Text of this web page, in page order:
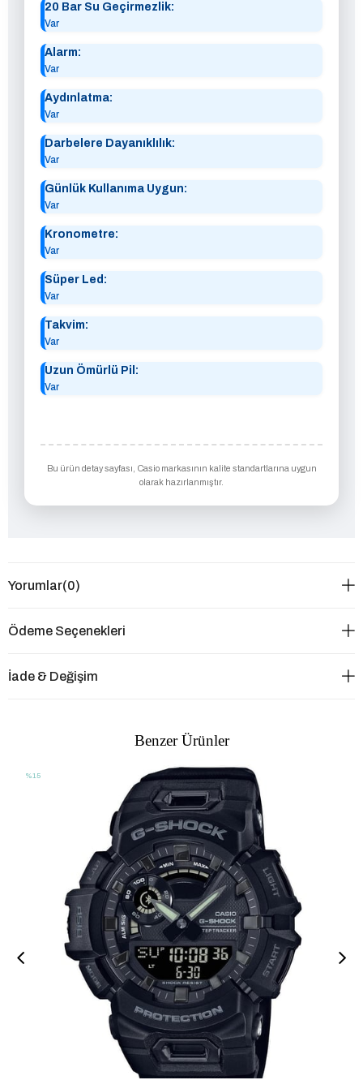
20 Bar Su Geçirmezlik:
Var
Alarm:
Var
Aydınlatma:
Var
Darbelere Dayanıklılık:
Var
Günlük Kullanıma Uygun:
Var
Kronometre:
Var
Süper Led:
Var
Takvim:
Var
Uzun Ömürlü Pil:
Var
Bu ürün detay sayfası, Casio markasının kalite standartlarına uygun
olarak hazırlanmıştır.
Yorumlar(0)
Ödeme Seçenekleri
İade & Değişim
Benzer Ürünler
%15